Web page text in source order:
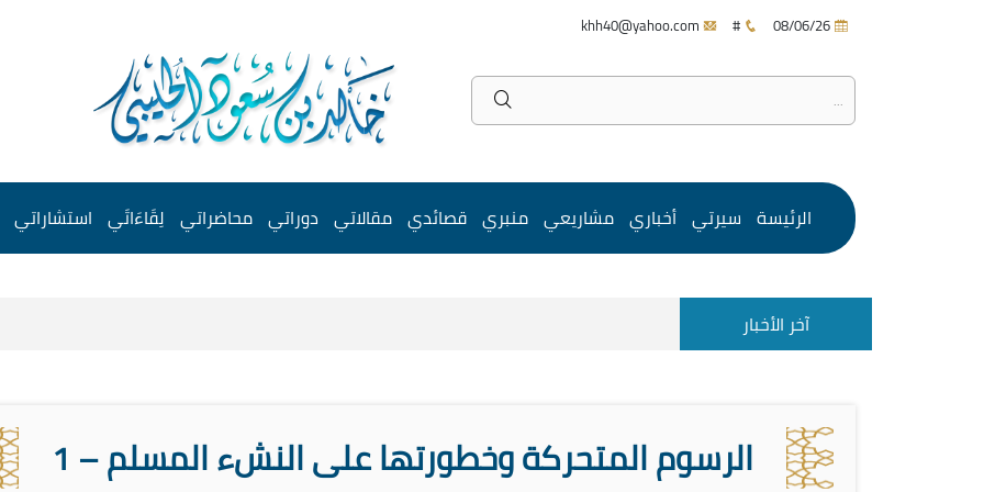
#
الرئيسة سيرتي أخباري مشاريعي منبري قصائدي مقالاتي دوراتي محاضراتي لِقَاءَاتَي استشاراتي
آخر الأخبار
الرسوم المتحركة وخطورتها على النشء المسلم – 1